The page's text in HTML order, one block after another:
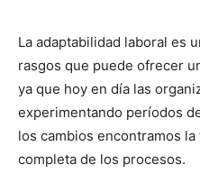
La adaptabilidad laboral es
rasgos que puede ofrecer
ya que hoy en día las
experimentando períodos
los cambios encontramos
completa de los procesos.